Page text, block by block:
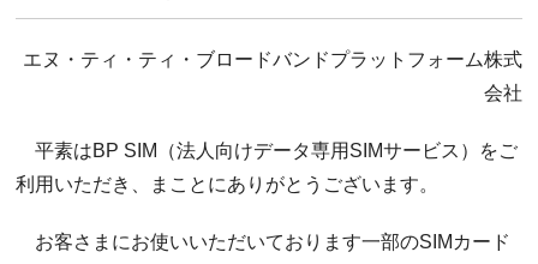
エヌ・ティ・ティ・ブロードバンドプラットフォーム株式
会社
平素はBP SIM（法人向けデータ専用SIMサービス）をご
利用いただき、まことにありがとうございます。
お客さまにお使いいただいております一部のSIMカード